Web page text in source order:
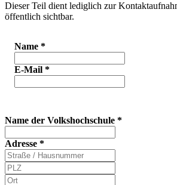
Dieser Teil dient lediglich zur
öffentlich sichtbar.
Name *
E-Mail *
Name der Volkshochschule *
Adresse *